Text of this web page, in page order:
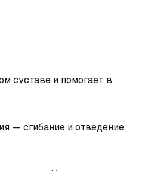
суставе и помогает в
— сгибание и отведение